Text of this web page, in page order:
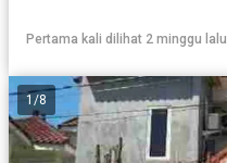
Pertama kali dilihat 2 minggu lalu
1 /8